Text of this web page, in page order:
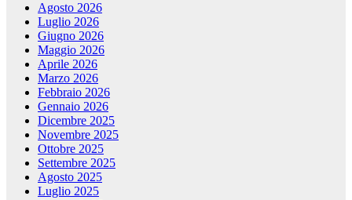
Agosto 2026
Luglio 2026
Giugno 2026
Maggio 2026
Aprile 2026
Marzo 2026
Febbraio 2026
Gennaio 2026
Dicembre 2025
Novembre 2025
Ottobre 2025
Settembre 2025
Agosto 2025
Luglio 2025